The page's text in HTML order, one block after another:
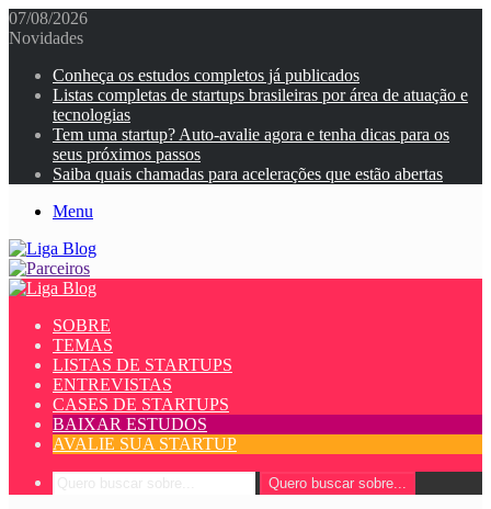
07/08/2026
Novidades
Conheça os estudos completos já publicados
Listas completas de startups brasileiras por área de atuação e
tecnologias
Tem uma startup? Auto-avalie agora e tenha dicas para os
seus próximos passos
Saiba quais chamadas para acelerações que estão abertas
Menu
SOBRE
TEMAS
LISTAS DE STARTUPS
ENTREVISTAS
CASES DE STARTUPS
BAIXAR ESTUDOS
AVALIE SUA STARTUP
Quero buscar sobre...